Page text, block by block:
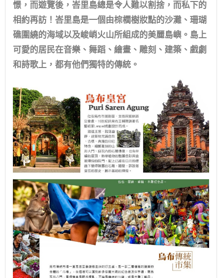
憬，而遊覽後，峇里島總是令人難以割捨，而私下的
相約再訪！峇里島是一個由棕櫚樹妝點的沙灘、珊瑚
礁圍繞的海域以及峻峭火山所組成的美麗島嶼。島上
可愛的居民在音樂、舞蹈、繪畫、雕刻、建築、戲劇
和詩歌上，都有他們獨特的傳統。